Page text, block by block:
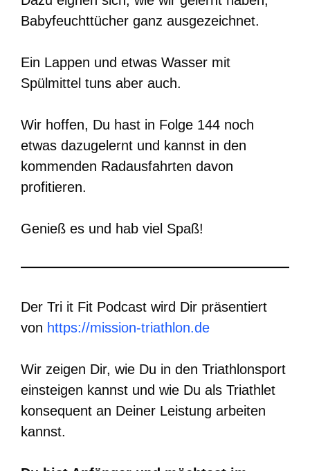
Babyfeuchttücher ganz ausgezeichnet.
Ein Lappen und etwas Wasser mit
Spülmittel tuns aber auch.
Wir hoffen, Du hast in Folge 144 noch
etwas dazugelernt und kannst in den
kommenden Radausfahrten davon
profitieren.
Genieß es und hab viel Spaß!
Der Tri it Fit Podcast wird Dir präsentiert
von https://mission-triathlon.de
Wir zeigen Dir, wie Du in den Triathlonsport
einsteigen kannst und wie Du als Triathlet
konsequent an Deiner Leistung arbeiten
kannst.